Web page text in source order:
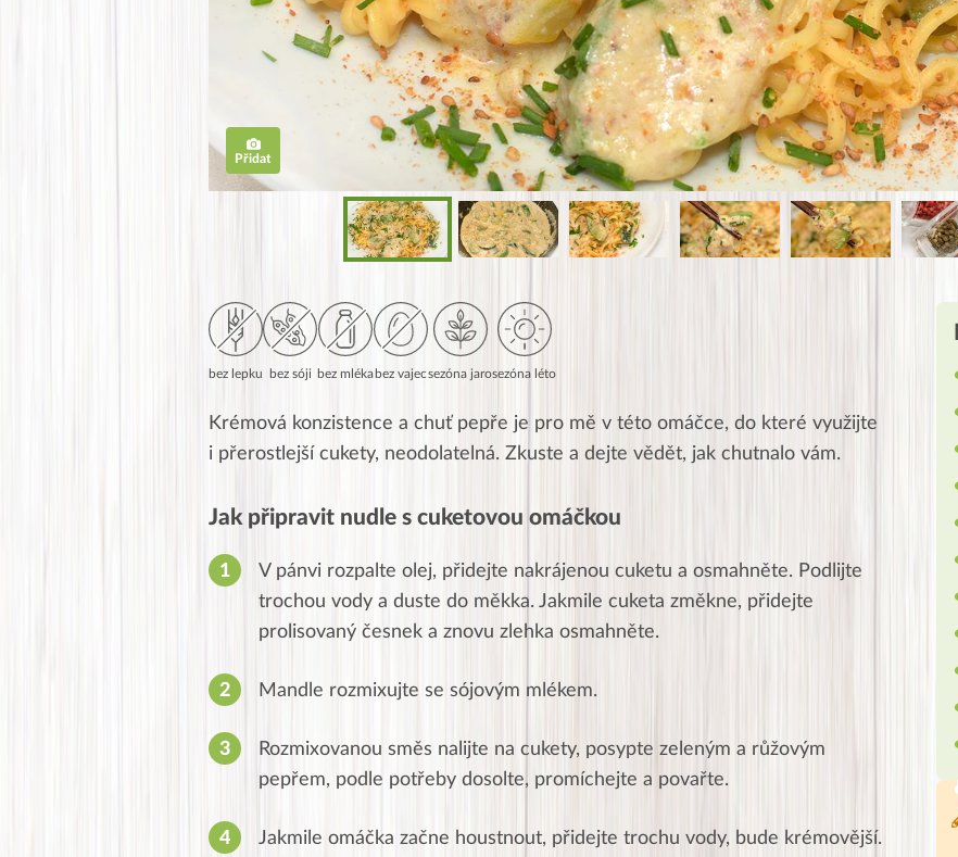
Přidat
bez lepku bez sóji bez mlékabez vajecsezóna jarosezóna léto
Krémová konzistence a chuť pepře je pro mě v této omáčce, do které využijte
i přerostlejší cukety, neodolatelná. Zkuste a dejte vědět, jak chutnalo vám.
Jak připravit nudle s cuketovou omáčkou
V pánvi rozpalte olej, přidejte nakrájenou cuketu a osmahněte. Podlijte
trochou vody a duste do měkka. Jakmile cuketa změkne, přidejte
prolisovaný česnek a znovu zlehka osmahněte.
Mandle rozmixujte se sójovým mlékem.
Rozmixovanou směs nalijte na cukety, posypte zeleným a růžovým
pepřem, podle potřeby dosolte, promíchejte a povařte.
Jakmile omáčka začne houstnout, přidejte trochu vody, bude krémovější.